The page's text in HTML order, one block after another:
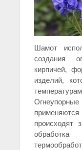
Шамот
создания
кирпичей,
изделий,
происходят